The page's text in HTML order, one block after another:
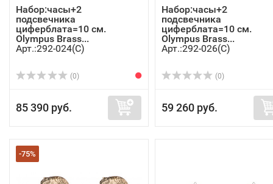
Набор:часы+2
подсвечника
циферблата=10 см.
Olympus Brass...
Арт.:292-024(C)
(0)
85 390 руб.
Набор:часы+2
подсвечника
циферблата=10 см.
Olympus Brass...
Арт.:292-026(C)
(0)
59 260 руб.
-75%